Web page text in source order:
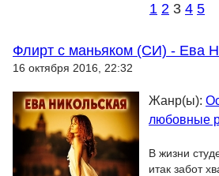
1 2 3 4 5
Флирт с маньяком (СИ) - Ева
16 октября 2016, 22:32
Жанр(ы):
любовные
В жизни
итак забот